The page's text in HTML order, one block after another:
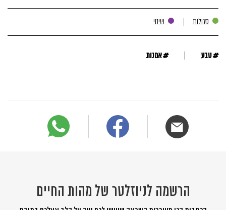
סגולות שינוי
#טבע #אמנות
הרשמה לניוזלטר של מהות החיים